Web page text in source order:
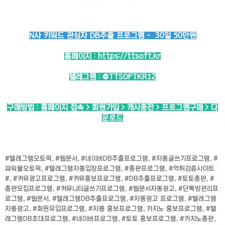
N사 키워드 관심자 DB추출 프로그램 - 30일 50만원
홈페이지 : https://ttsoft.kr
텔레그램 : @TTSOFTKR12
구매방법 : 홈페이지 접속 > 회원가입 > 캐시충전 > 프로그램구매 > 다
운로드
#텔레그램오토픽, #웹문서, #네이버DB추출프로그램, #자동글쓰기프로그램, #
파워볼오토픽, #텔레그램자동입장프로그램, #총판프로그램, #먹튀검증사이트
#, #커뮤광고프로그램, #커뮤홍보프로그램, #DB추출프로그램, #토토총판, #
총판모집프로그램, #커뮤니티글쓰기프로그램, #웹문서자동광고, #단톡방관리프
로그램, #웹문서, #텔레그램DB추출프로그램, #자동광고 프로그램, #텔레그램
자동광고, #회원유입프로그램, #자동 홍보프로그램, 카지노 홍보프로그램, #텔
레그램DB초대프로그램, #네이버프로그램, #토토 홍보프로그램, #카지노총판,